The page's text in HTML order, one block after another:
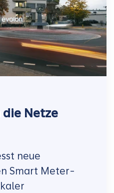
Netze
neue
Smart Meter-